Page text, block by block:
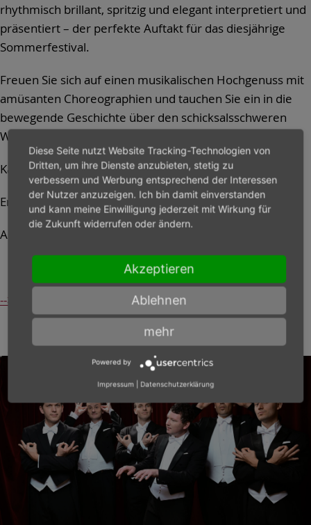
rhythmisch brillant, spritzig und elegant interpretiert und
präsentiert – der perfekte Auftakt für das diesjährige
Sommerfestival.
Freuen Sie sich auf einen musikalischen Hochgenuss mit
amüsanten Choreographien und tauchen Sie ein in die
bewegende Geschichte über den schicksalsschweren
Werdegang der ersten Boygroup der Welt.
Karten41,- | 37,- | 33,- Euro
Ermäßigt37,- | 33,- | 29,- Euro
Abendkasse zzgl.
--> Karten
Diese Seite nutzt Website Tracking-Technologien von
Dritten, um ihre Dienste anzubieten, stetig zu
verbessern und Werbung entsprechend der Interessen
der Nutzer anzuzeigen. Ich bin damit einverstanden
und kann meine Einwilligung jederzeit mit Wirkung für
die Zukunft widerrufen oder ändern.
Akzeptieren
Ablehnen
mehr
Powered by
Impressum Datenschutzerklärung